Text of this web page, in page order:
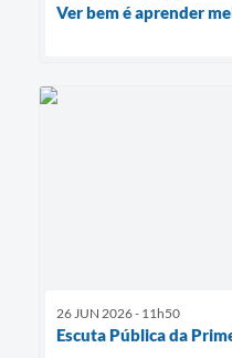
Ver bem é aprender
26 JUN 2026 - 11h50
Escuta Pública da